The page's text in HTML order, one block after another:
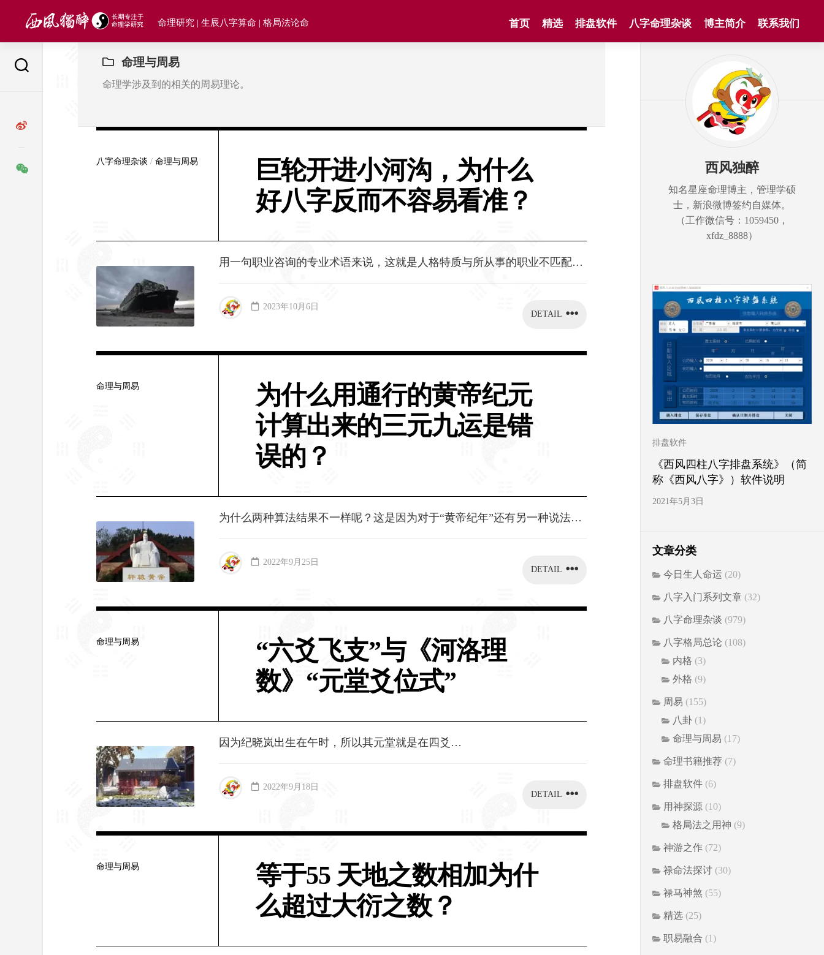
命理研究 | 生辰八字算命 | 格局法论命 首页 精选 排盘软件 八字命理杂谈 博主简介 联系我们
命理与周易
命理学涉及到的相关的周易理论。
八字命理杂谈 / 命理与周易
巨轮开进小河沟，为什么
好八字反而不容易看准？
用一句职业咨询的专业术语来说，这就是人格特质与所从事的职业不匹配…
DETAIL
2023年10月6日
命理与周易
为什么用通行的黄帝纪元
计算出来的三元九运是错
误的？
为什么两种算法结果不一样呢？这是因为对于“黄帝纪年”还有另一种说法…
DETAIL
2022年9月25日
命理与周易
“六爻飞支”与《河洛理
数》“元堂爻位式”
因为纪晓岚出生在午时，所以其元堂就是在四爻…
DETAIL
2022年9月18日
命理与周易
等于55 天地之数相加为什
么超过大衍之数？
西风独醉
知名星座命理博主，管理学硕
士，新浪微博签约自媒体。
（工作微信号：1059450，
xfdz_8888）
排盘软件
《西风四柱八字排盘系统》（简
称《西风八字》）软件说明
2021年5月3日
文章分类
今日生人命运 (20)
八字入门系列文章 (32)
八字命理杂谈 (979)
八字格局总论 (108)
内格 (3)
外格 (9)
周易 (155)
八卦 (1)
命理与周易 (17)
命理书籍推荐 (7)
排盘软件 (6)
用神探源 (10)
格局法之用神 (9)
神游之作 (72)
禄命法探讨 (30)
禄马神煞 (55)
精选 (25)
职易融合 (1)